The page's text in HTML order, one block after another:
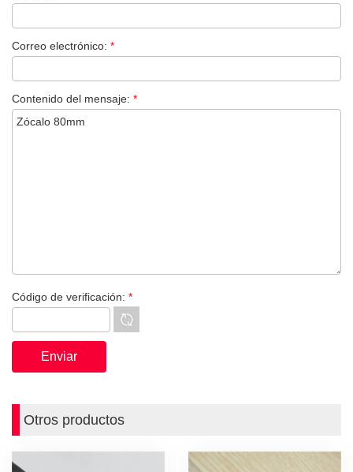
Correo electrónico: *
Contenido del mensaje: *
Código de verificación: *
Otros productos